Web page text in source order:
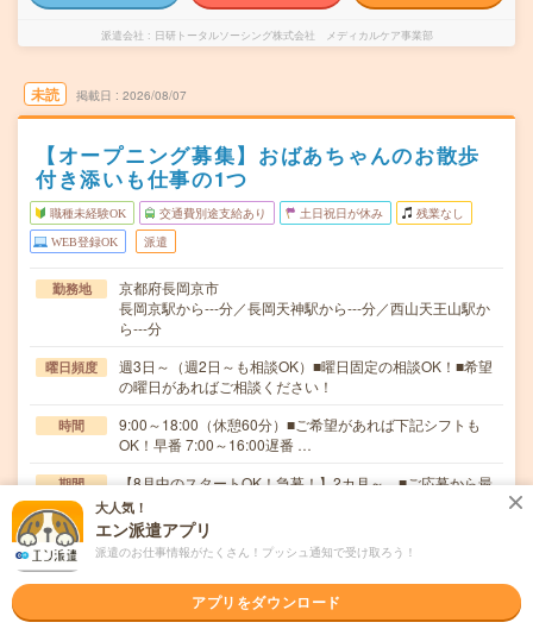
派遣会社 日研トータルソーシング株式会社 メディカルケア事業部
未読 掲載日 2026/08/07
【オープニング募集】おばあちゃんのお散歩
付き添いも仕事の1つ
職種未経験OK 交通費別途支給あり 土日祝日が休み 残業なし
WEB登録OK 派遣
勤務地
京都府長岡京市
長岡京駅から---分／長岡天神駅から---分／西山天王山駅か
ら---分
曜日頻度
週3日～（週2日～も相談OK）■曜日固定の相談OK！■希望
の曜日があればご相談ください！
時間
9:00～18:00（休憩60分）■ご希望があれば下記シフトも
OK！早番 7:00～16:00遅番 …
期間
【8月中のスタートOK！急募！】2カ月～ ■ご応募から最
短2～3日後に就業が可能です！
時給
無資格未経験：時給1450円～ ■週払いOK ■扶養内OK
■日収1万1600円以上
交通費全額支給
大人気！
エン派遣アプリ
派遣のお仕事情報がたくさん！プッシュ通知で受け取ろう！
アプリをダウンロード